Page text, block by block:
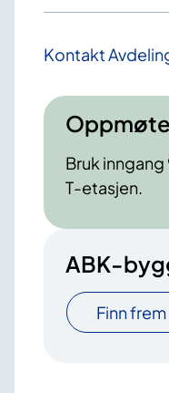
Kontakt
Bruk inngang
T-etasjen.
ABK-
Finn frem